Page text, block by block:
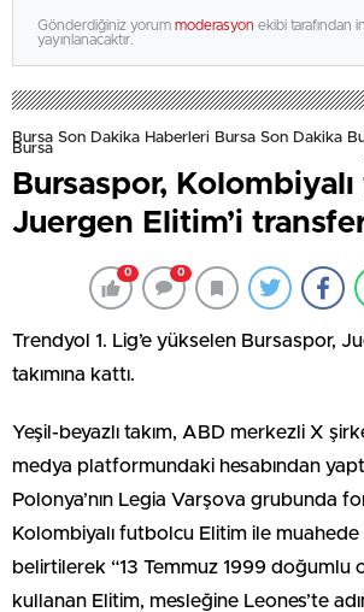
Gönderdiğiniz yorum moderasyon ekibi tarafından
yayınlanacaktır.
Bursa Son Dakika Haberleri Bursa Son Dakika
Bursa
Bursaspor,
Juergen Elitim’i
0 0
Trendyol 1. Lig’e yükselen Bursaspor,
takımına kattı.
Yeşil-beyazlı takım, ABD merkezli X
medya platformundaki hesabından
Polonya’nın Legia Varşova grubunda
Kolombiyalı futbolcu Elitim ile muahede
belirtilerek “13 Temmuz 1999 doğumlu
kullanan Elitim, mesleğine Leones’te